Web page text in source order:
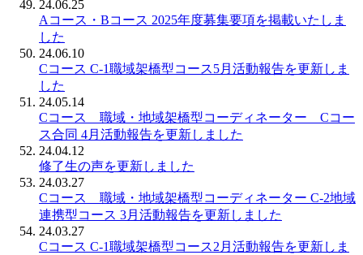
24.06.25
Aコース・Bコース 2025年度募集要項を掲載いたしま
した
24.06.10
Cコース C-1職域架橋型コース5月活動報告を更新しま
した
24.05.14
Cコース 職域・地域架橋型コーディネーター Cコー
ス合同 4月活動報告を更新しました
24.04.12
修了生の声を更新しました
24.03.27
Cコース 職域・地域架橋型コーディネーター C-2地域
連携型コース 3月活動報告を更新しました
24.03.27
Cコース C-1職域架橋型コース2月活動報告を更新しま